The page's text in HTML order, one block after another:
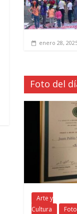
enero 28,
Foto del
Arte y
Cultura